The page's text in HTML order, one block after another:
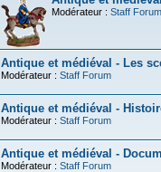
Modérateur : Staff Forum
Antique et médiéval - Les
Modérateur : Staff Forum
Antique et médiéval -
Modérateur : Staff Forum
Antique et médiéval -
Modérateur : Staff Forum